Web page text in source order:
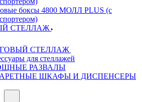
боксы 4800 МОЛЛ PLUS (с
СТЕЛЛАЖ
СТЕЛЛАЖ
для стеллажей
РАЗВАЛЫ
ШКАФЫ И ДИСПЕНСЕРЫ